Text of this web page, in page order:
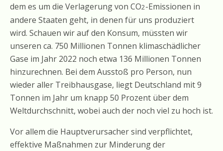
dem es um die Verlagerung von CO2-Emissionen in
andere Staaten geht, in denen für uns produziert
wird. Schauen wir auf den Konsum, müssten wir
unseren ca. 750 Millionen Tonnen klimaschädlicher
Gase im Jahr 2022 noch etwa 136 Millionen Tonnen
hinzurechnen. Bei dem Ausstoß pro Person, nun
wieder aller Treibhausgase, liegt Deutschland mit 9
Tonnen im Jahr um knapp 50 Prozent über dem
Weltdurchschnitt, wobei auch der noch viel zu hoch ist.
Vor allem die Hauptverursacher sind verpflichtet,
effektive Maßnahmen zur Minderung der